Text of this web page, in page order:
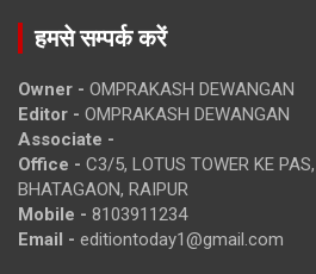
हमसे सम्पर्क करें
Owner - OMPRAKASH DEWANGAN
Editor - OMPRAKASH DEWANGAN
Associate -
Office - C3/5, LOTUS TOWER KE
BHATAGAON, RAIPUR
Mobile - 8103911234
Email - editiontoday1@gmail.com